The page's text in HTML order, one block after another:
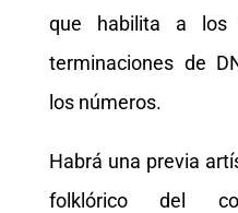
que habilita a los
terminaciones de
los números.
Habrá una previa
folklórico del